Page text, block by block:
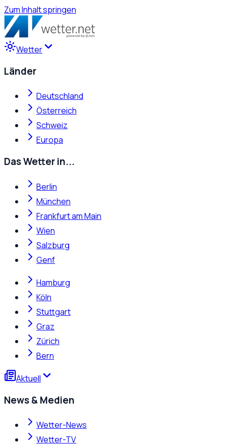
Zum Inhalt springen
Wetter
Länder
Deutschland
Österreich
Schweiz
Europa
Das Wetter in...
Berlin
München
Frankfurt am Main
Wien
Salzburg
Genf
Hamburg
Köln
Stuttgart
Graz
Zürich
Bern
Aktuell
News & Medien
Wetter-News
Wetter-TV